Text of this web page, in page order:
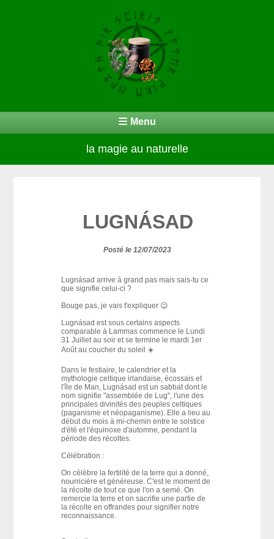
Menu
la magie au naturelle
LUGNÁSAD
Posté le 12/07/2023
Lugnásad arrive à grand pas mais sais-tu ce
que signifie celui-ci ?
Bouge pas, je vais t'expliquer 😉
Lugnásad est sous certains aspects
comparable à Lammas commence le Lundi
31 Juillet au soir et se termine le mardi 1er
Août au coucher du soleil ☀️
Dans le festiaire, le calendrier et la
mythologie celtique irlandaise, écossais et
l'île de Man, Lugnásad est un sabbat dont le
nom signifie "assemblée de Lug", l'une des
principales divinités des peuples celtiques
(paganisme et néopaganisme). Elle a lieu au
début du mois à mi-chemin entre le solstice
d'été et l'équinoxe d'automne, pendant la
période des récoltes.
Célébration :
On célèbre la fertilité de la terre qui a donné,
nourricière et généreuse. C'est le moment de
la récolte de tout ce que l'on a semé. On
remercie la terre et on sacrifie une partie de
la récolte en offrandes pour signifier notre
reconnaissance.